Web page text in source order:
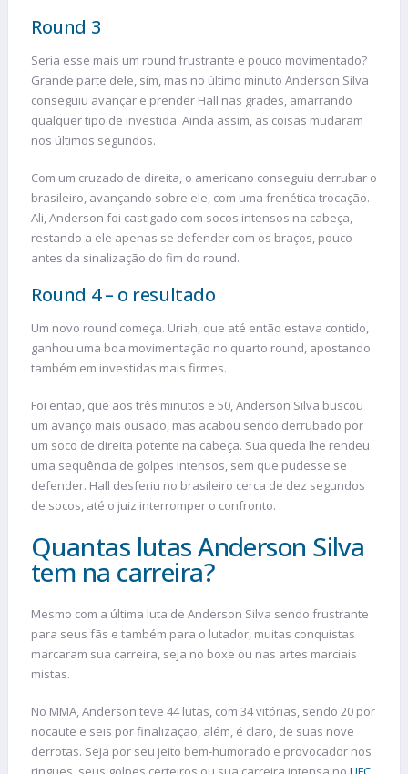
Round 3
Seria esse mais um round frustrante e pouco movimentado?
Grande parte dele, sim, mas no último minuto Anderson Silva
conseguiu avançar e prender Hall nas grades, amarrando
qualquer tipo de investida. Ainda assim, as coisas mudaram
nos últimos segundos.
Com um cruzado de direita, o americano conseguiu derrubar o
brasileiro, avançando sobre ele, com uma frenética trocação.
Ali, Anderson foi castigado com socos intensos na cabeça,
restando a ele apenas se defender com os braços, pouco
antes da sinalização do fim do round.
Round 4 – o resultado
Um novo round começa. Uriah, que até então estava contido,
ganhou uma boa movimentação no quarto round, apostando
também em investidas mais firmes.
Foi então, que aos três minutos e 50, Anderson Silva buscou
um avanço mais ousado, mas acabou sendo derrubado por
um soco de direita potente na cabeça. Sua queda lhe rendeu
uma sequência de golpes intensos, sem que pudesse se
defender. Hall desferiu no brasileiro cerca de dez segundos
de socos, até o juiz interromper o confronto.
Quantas lutas Anderson Silva
tem na carreira?
Mesmo com a última luta de Anderson Silva sendo frustrante
para seus fãs e também para o lutador, muitas conquistas
marcaram sua carreira, seja no boxe ou nas artes marciais
mistas.
No MMA, Anderson teve 44 lutas, com 34 vitórias, sendo 20 por
nocaute e seis por finalização, além, é claro, de suas nove
derrotas. Seja por seu jeito bem-humorado e provocador nos